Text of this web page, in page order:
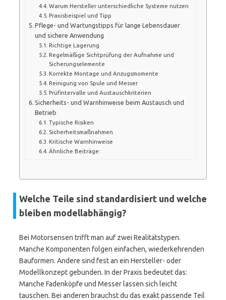
Warum Hersteller unterschiedliche Systeme nutzen
Praxisbeispiel und Tipp
Pflege- und Wartungstipps für lange Lebensdauer
und sichere Anwendung
Richtige Lagerung
Regelmäßige Sichtprüfung der Aufnahme und
Sicherungselemente
Korrekte Montage und Anzugsmomente
Reinigung von Spule und Messer
Prüfintervalle und Austauschkriterien
Sicherheits- und Warnhinweise beim Austausch und
Betrieb
Typische Risiken
Sicherheitsmaßnahmen
Kritische Warnhinweise
Ähnliche Beiträge:
Welche Teile sind standardisiert und welche
bleiben modellabhängig?
Bei Motorsensen trifft man auf zwei Realitätstypen.
Manche Komponenten folgen einfachen, wiederkehrenden
Bauformen. Andere sind fest an ein Hersteller- oder
Modellkonzept gebunden. In der Praxis bedeutet das:
Manche Fadenköpfe und Messer lassen sich leicht
tauschen. Bei anderen brauchst du das exakt passende Teil